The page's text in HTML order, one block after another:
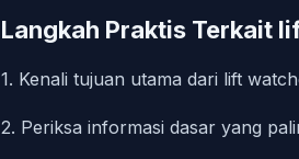
Langkah Praktis Terkait
1. Kenali tujuan utama dari lift
2. Periksa informasi dasar yang